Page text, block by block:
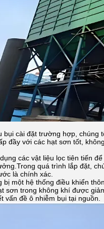
bụi cài đặt trường hợp,
đầy với các hạt sơn tốt,
các vật liệu lọc tiên tiến
quá trình lắp đặt,
là chính xác.
bị một hệ thống điều khiển
sơn trong không khí được
vấn đề ô nhiễm bụi tại nguồn.